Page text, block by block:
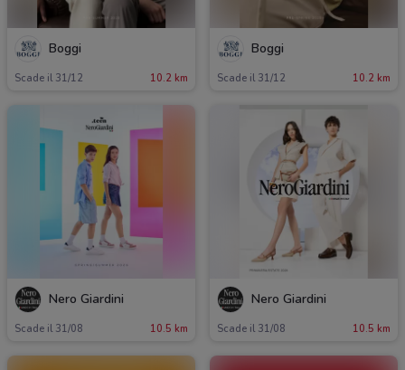
Boggi
Scade il 31/12 10.2 km
Boggi
Scade il 31/12 10.2 km
Nero Giardini
Scade il 31/08 10.5 km
Nero Giardini
Scade il 31/08 10.5 km